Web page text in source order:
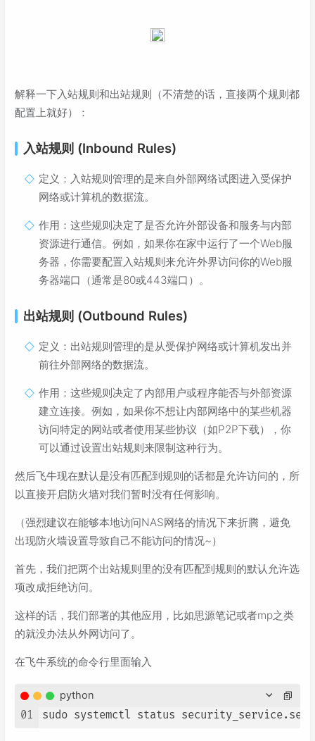
解释一下入站规则和出站规则（不清楚的话，直接两个规则都
配置上就好）：
入站规则 (Inbound Rules)
定义：入站规则管理的是来自外部网络试图进入受保护
网络或计算机的数据流。
作用：这些规则决定了是否允许外部设备和服务与内部
资源进行通信。例如，如果你在家中运行了一个Web服
务器，你需要配置入站规则来允许外界访问你的Web服
务器端口（通常是80或443端口）。
出站规则 (Outbound Rules)
定义：出站规则管理的是从受保护网络或计算机发出并
前往外部网络的数据流。
作用：这些规则决定了内部用户或程序能否与外部资源
建立连接。例如，如果你不想让内部网络中的某些机器
访问特定的网站或者使用某些协议（如P2P下载），你
可以通过设置出站规则来限制这种行为。
然后飞牛现在默认是没有匹配到规则的话都是允许访问的，所
以直接开启防火墙对我们暂时没有任何影响。
（强烈建议在能够本地访问NAS网络的情况下来折腾，避免
出现防火墙设置导致自己不能访问的情况~）
首先，我们把两个出站规则里的没有匹配到规则的默认允许选
项改成拒绝访问。
这样的话，我们部署的其他应用，比如思源笔记或者mp之类
的就没办法从外网访问了。
在飞牛系统的命令行里面输入
python
01